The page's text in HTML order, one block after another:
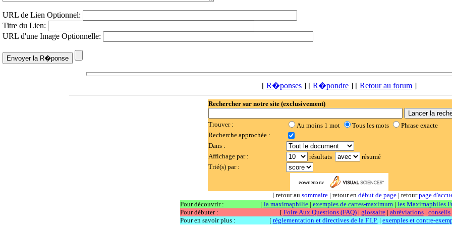
URL de Lien Optionnel:
Titre du Lien:
URL d'une Image Optionnelle:
[ R�ponses] [ R�pondre] [ Retour au forum]
Rechercher sur notre site (exclusivement)
Trouver : Au moins 1 mot Tous les mots
Phrase exacte
Recherche approchée :
Dans :
Affichage par :
résultats
résumé
Trié(s) par :
[ retour au sommaire | retour en début de page | retourpage
Pour découvrir :
[ la maximaphilie| exemples de cartes-maximum| les Maximaphiles
Pour débuter :
[ Foire Aux Questions (FAQ)| glossaire| abréviations| conseils
Pour en savoir plus :
[ réglementation et directives de la F.I.P. | exemples et contre-